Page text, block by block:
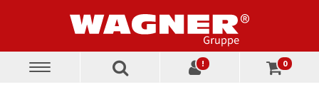
Toggle
! 0